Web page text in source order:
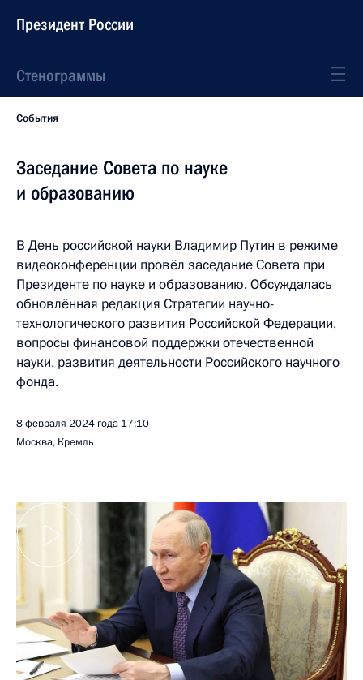
Президент России
Стенограммы
События
Заседание Совета по науке
и образованию
В День российской науки Владимир Путин в режиме
видеоконференции провёл заседание Совета при
Президенте по науке и образованию. Обсуждалась
обновлённая редакция Стратегии научно-
технологического развития Российской Федерации,
вопросы финансовой поддержки отечественной
науки, развития деятельности Российского научного
фонда.
8 февраля 2024 года 17:10
Москва, Кремль